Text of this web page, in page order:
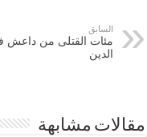
السابق
مئات القتلى من داعش
الدين
مقالات مشابهة